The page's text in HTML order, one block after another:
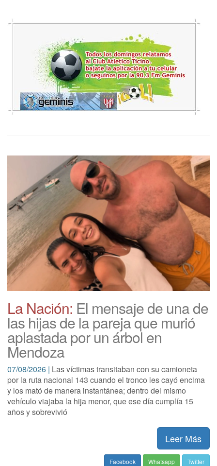
La Nación: El mensaje de una de
las hijas de la pareja que murió
aplastada por un árbol en
Mendoza
07/08/2026 | Las víctimas transitaban con su camioneta
por la ruta nacional 143 cuando el tronco les cayó encima
y los mató de manera instantánea; dentro del mismo
vehículo viajaba la hija menor, que ese día cumplía 15
años y sobrevivió
Leer Más
Facebook Whatsapp Twitter